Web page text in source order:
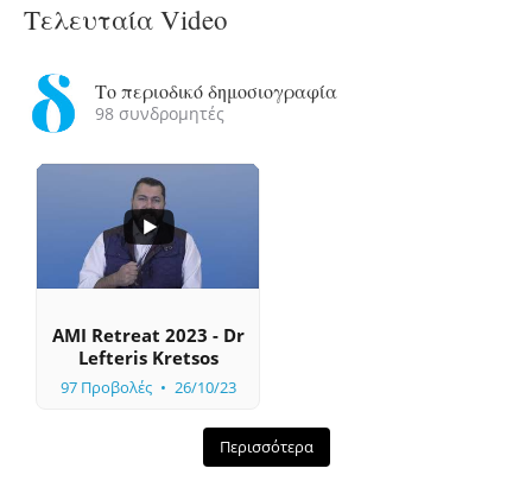
Τελευταία Video
Το περιοδικό δημοσιογραφία
98 συνδρομητές
0
AMI Retreat 2023 - Dr
Lefteris Kretsos
97 Προβολές 26/10/23
Περισσότερα